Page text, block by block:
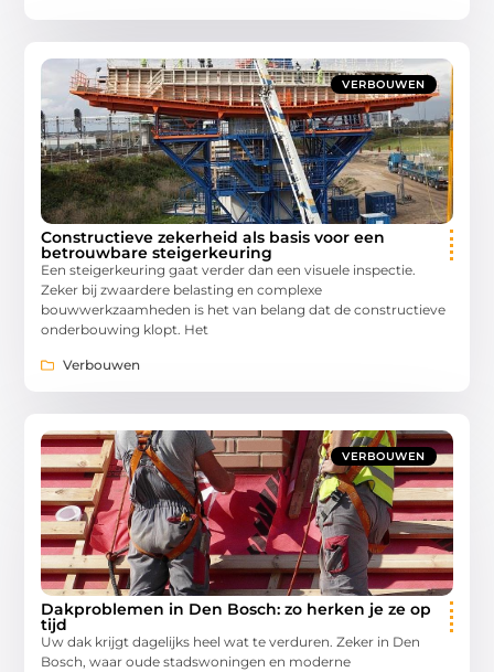
VERBOUWEN
Constructieve zekerheid als basis voor een
betrouwbare steigerkeuring
Een steigerkeuring gaat verder dan een visuele inspectie.
Zeker bij zwaardere belasting en complexe
bouwwerkzaamheden is het van belang dat de constructieve
onderbouwing klopt. Het
Verbouwen
VERBOUWEN
Dakproblemen in Den Bosch: zo herken je ze op
tijd
Uw dak krijgt dagelijks heel wat te verduren. Zeker in Den
Bosch, waar oude stadswoningen en moderne